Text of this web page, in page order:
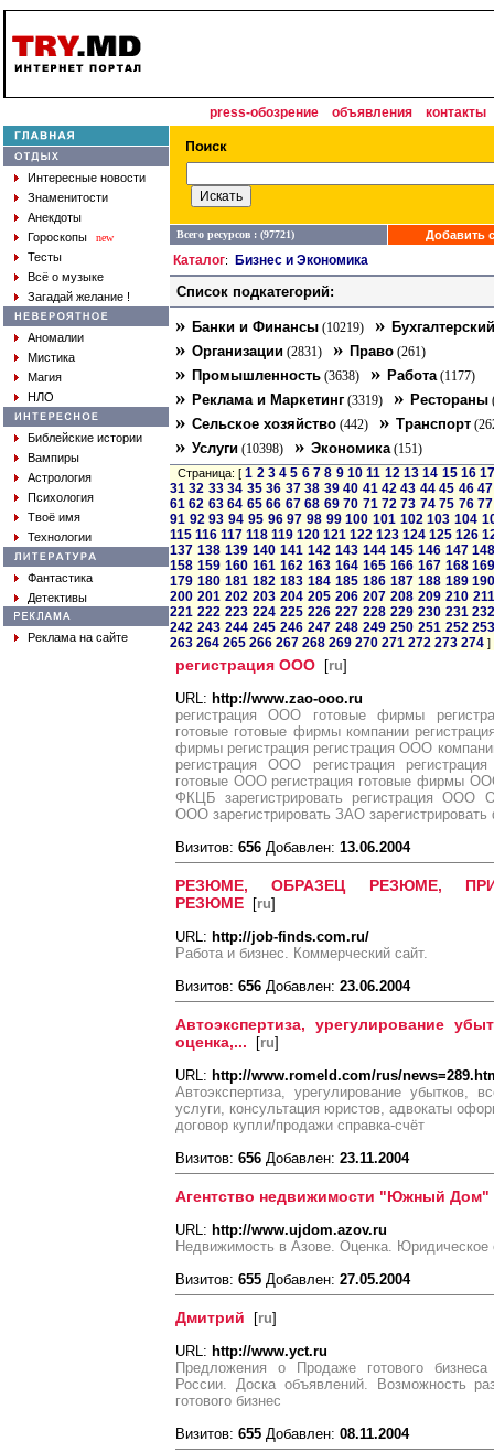
press-обозрение объявления контакты
Интересные новости
Знаменитости
Анекдоты
Гороскопы
new
Тесты
Всё о музыке
Загадай желание !
Аномалии
Мистика
Магия
НЛО
Библейские истории
Вампиры
Астрология
Психология
Твоё имя
Технологии
Фантастика
Детективы
Реклама на сайте
Всего ресурсов : (97721) Добавить
Каталог: Бизнес и Экономика
Список подкатегорий:
» Банки и Финансы (10219) »
» Организации (2831) » Право (261)
» Промышленность (3638) » Работа(1177)
» Реклама и Маркетинг (3319) » Рестораны
» Сельское хозяйство (442) » Транспорт
» Услуги (10398) » Экономика(151)
Страница: [1 2 3 4 5 6 7 8 9 10 11 12 13 14 15 16
31 32 33 34 35 36 37 38 39 40 41 42 43 44 45 46 47
61 62 63 64 65 66 67 68 69 70 71 72 73 74 75 76 77
91 92 93 94 95 96 97 98 99 100 101 102 103 104
115 116 117 118 119 120 121 122 123 124 125 126
137 138 139 140 141 142 143 144 145 146 147
158 159 160 161 162 163 164 165 166 167 168
179 180 181 182 183 184 185 186 187 188 189
200 201 202 203 204 205 206 207 208 209 210 211
221 222 223 224 225 226 227 228 229 230 231
242 243 244 245 246 247 248 249 250 251 252
263 264 265 266 267 268 269 270 271 272 273 274 ]
регистрация ООО [ru]
URL: http://www.zao-ooo.ru
регистрация ООО готовые фирмы
готовые готовые фирмы компании
фирмы регистрация регистрация ООО
регистрация ООО регистрация
готовые ООО регистрация готовые фирмы
ФКЦБ зарегистрировать регистрация ООО
ООО зарегистрировать ЗАО
Визитов: 656 Добавлен: 13.06.2004
РЕЗЮМЕ, ОБРАЗЕЦ РЕЗЮМЕ,
РЕЗЮМЕ [ru]
URL: http://job-finds.com.ru/
Работа и бизнес. Коммерческий сайт.
Визитов: 656 Добавлен: 23.06.2004
Автоэкспертиза, урегулирование
оценка,... [ru]
URL: http://www.romeld.com/rus/
Автоэкспертиза, урегулирование убытков,
услуги, консультация юристов, адвокаты
договор купли/продажи справка-счёт
Визитов: 656 Добавлен: 23.11.2004
Агентство недвижимости "Южный Дом"
URL: http://www.ujdom.azov.ru
Недвижимость в Азове. Оценка. Юридическое
Визитов: 655 Добавлен: 27.05.2004
Дмитрий [ru]
URL: http://www.yct.ru
Предложения о Продаже готового
России. Доска объявлений. Возможность
готового бизнес
Визитов: 655 Добавлен: 08.11.2004